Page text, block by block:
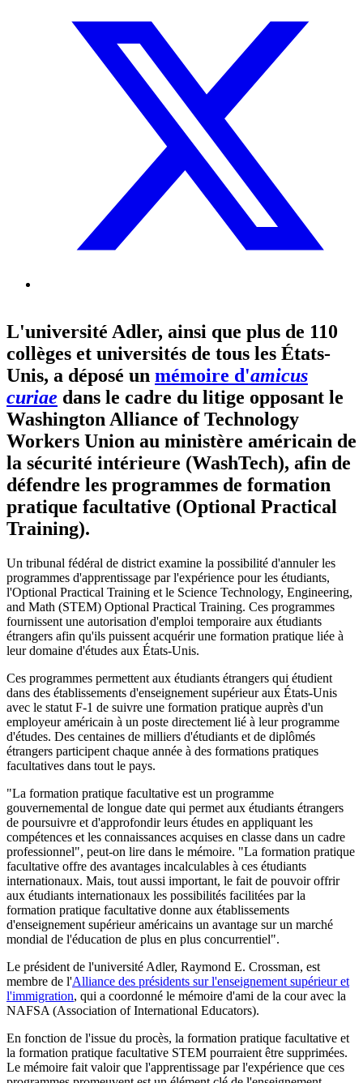
L'université Adler, ainsi que plus de 110
collèges et universités de tous les États-
Unis, a déposé un mémoire d'amicus
curiae dans le cadre du litige opposant le
Washington Alliance of Technology
Workers Union au ministère américain de
la sécurité intérieure (WashTech), afin de
défendre les programmes de formation
pratique facultative (Optional Practical
Training).
Un tribunal fédéral de district examine la possibilité d'annuler les
programmes d'apprentissage par l'expérience pour les étudiants,
l'Optional Practical Training et le Science Technology, Engineering,
and Math (STEM) Optional Practical Training. Ces programmes
fournissent une autorisation d'emploi temporaire aux étudiants
étrangers afin qu'ils puissent acquérir une formation pratique liée à
leur domaine d'études aux États-Unis.
Ces programmes permettent aux étudiants étrangers qui étudient
dans des établissements d'enseignement supérieur aux États-Unis
avec le statut F-1 de suivre une formation pratique auprès d'un
employeur américain à un poste directement lié à leur programme
d'études. Des centaines de milliers d'étudiants et de diplômés
étrangers participent chaque année à des formations pratiques
facultatives dans tout le pays.
"La formation pratique facultative est un programme
gouvernemental de longue date qui permet aux étudiants étrangers
de poursuivre et d'approfondir leurs études en appliquant les
compétences et les connaissances acquises en classe dans un cadre
professionnel", peut-on lire dans le mémoire. "La formation pratique
facultative offre des avantages incalculables à ces étudiants
internationaux. Mais, tout aussi important, le fait de pouvoir offrir
aux étudiants internationaux les possibilités facilitées par la
formation pratique facultative donne aux établissements
d'enseignement supérieur américains un avantage sur un marché
mondial de l'éducation de plus en plus concurrentiel".
Le président de l'université Adler, Raymond E. Crossman, est
membre de l'Alliance des présidents sur l'enseignement supérieur et
l'immigration, qui a coordonné le mémoire d'ami de la cour avec la
NAFSA (Association of International Educators).
En fonction de l'issue du procès, la formation pratique facultative et
la formation pratique facultative STEM pourraient être supprimées.
Le mémoire fait valoir que l'apprentissage par l'expérience que ces